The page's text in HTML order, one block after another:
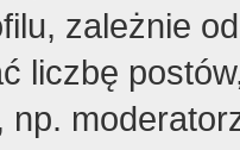
zależnie
liczbę
np.